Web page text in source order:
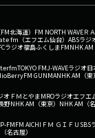
北海道） FM NORTH WAVEＲ
fm（エフエム仙台） ABSラジ
ラジオ福島ふくしまFMNHK AM
TOKYO FMJ-WAVEラジオ日
FM GUNMANHK AM（東
オ ＦＭとやまMROラジオエフエ
野NHK AM（東京） NHK AM（名
FMFM AICHI ＦＭ ＧＩＦＵ SBS
名古屋）